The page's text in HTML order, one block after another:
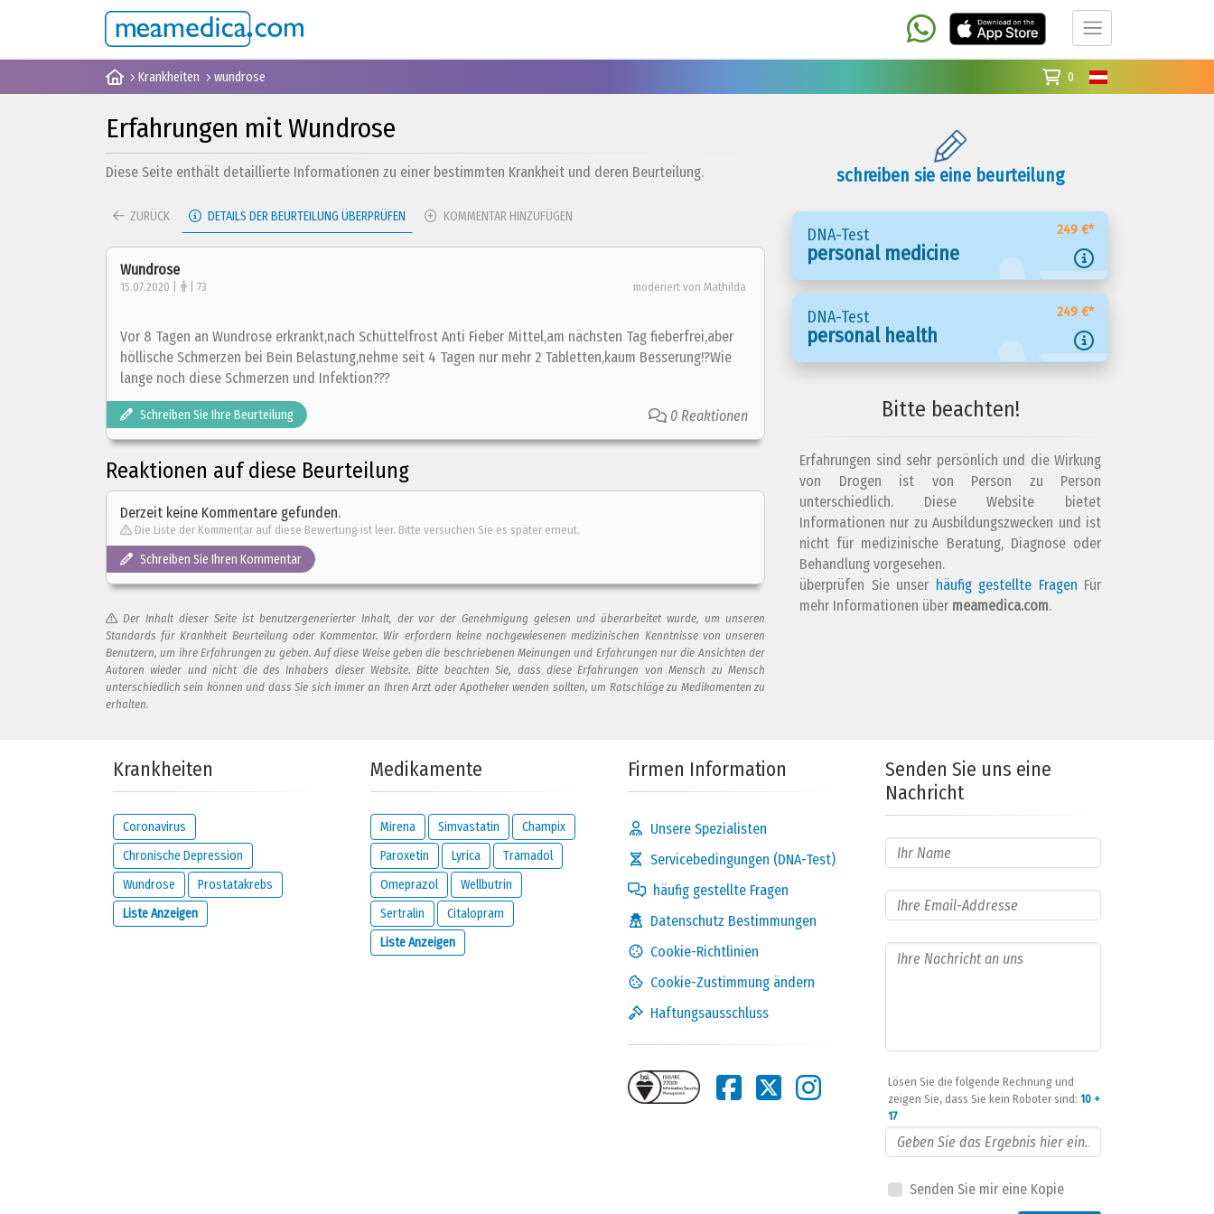
Krankheiten wundrose 0
Erfahrungen mit Wundrose
Diese Seite enthält detaillierte Informationen zu einer bestimmten Krankheit und deren Beurteilung.
ZURÜCK DETAILS DER BEURTEILUNG ÜBERPRÜFEN KOMMENTAR HINZUFÜGEN
Wundrose
15.07.2020 | | 73 moderiert von Mathilda
Vor 8 Tagen an Wundrose erkrankt,nach Schüttelfrost Anti Fieber Mittel,am nächsten Tag fieberfrei,aber
höllische Schmerzen bei Bein Belastung,nehme seit 4 Tagen nur mehr 2 Tabletten,kaum Besserung!?Wie
lange noch diese Schmerzen und Infektion???
Schreiben Sie Ihre Beurteilung 0 Reaktionen
Reaktionen auf diese Beurteilung
Derzeit keine Kommentare gefunden.
Die Liste der Kommentar auf diese Bewertung ist leer. Bitte versuchen Sie es später erneut.
Schreiben Sie Ihren Kommentar
Der Inhalt dieser Seite ist benutzergenerierter Inhalt, der vor der Genehmigung gelesen und überarbeitet wurde, um unseren
Standards für Krankheit Beurteilung oder Kommentar. Wir erfordern keine nachgewiesenen medizinischen Kenntnisse von unseren
Benutzern, um ihre Erfahrungen zu geben. Auf diese Weise geben die beschriebenen Meinungen und Erfahrungen nur die Ansichten der
Autoren wieder und nicht die des Inhabers dieser Website. Bitte beachten Sie, dass diese Erfahrungen von Mensch zu Mensch
unterschiedlich sein können und dass Sie sich immer an Ihren Arzt oder Apotheker wenden sollten, um Ratschläge zu Medikamenten zu
erhalten.
Ihr Kommentar...
Lösen Sie die folgende
Rechnung und zeigen Sie,
Sie wird nur von uns verwendet, um Sie bezüglich Ihres Kommentars zu kontaktieren oder wenn Sie die unten stehende
Ich möchte per E-Mail benachrichtigt werden, wenn jemand auf diese Bewertung reagiert.
schreiben sie eine beurteilung
DNA-Test 249 €*
personal medicine
DNA-Test 249 €*
personal health
Bitte beachten!
Erfahrungen sind sehr persönlich und die Wirkung
von Drogen ist von Person zu Person
unterschiedlich. Diese Website bietet
Informationen nur zu Ausbildungszwecken und ist
nicht für medizinische Beratung, Diagnose oder
Behandlung vorgesehen.
überprüfen Sie unser häufig gestellte Fragen Für
mehr Informationen über meamedica.com.
Krankheiten
Coronavirus
Chronische Depression
Wundrose
Prostatakrebs
Liste Anzeigen
Medikamente
Mirena Simvastatin
Champix
Paroxetin
Lyrica
Tramadol
Omeprazol
Wellbutrin
Sertralin
Citalopram
Liste Anzeigen
Firmen Information
Unsere Spezialisten
Servicebedingungen (DNA-Test)
häufig gestellte Fragen
Datenschutz Bestimmungen
Cookie-Richtlinien
Cookie-Zustimmung ändern
Haftungsausschluss
Senden Sie uns eine
Nachricht
Lösen Sie die folgende Rechnung und
zeigen Sie, dass Sie kein Roboter sind: 10 +
17
Senden Sie mir eine Kopie